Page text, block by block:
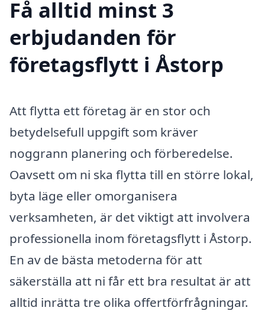
Få alltid minst 3
erbjudanden för
företagsflytt i Åstorp
Att flytta ett företag är en stor och
betydelsefull uppgift som kräver
noggrann planering och förberedelse.
Oavsett om ni ska flytta till en större lokal,
byta läge eller omorganisera
verksamheten, är det viktigt att involvera
professionella inom företagsflytt i Åstorp.
En av de bästa metoderna för att
säkerställa att ni får ett bra resultat är att
alltid inrätta tre olika offertförfrågningar.